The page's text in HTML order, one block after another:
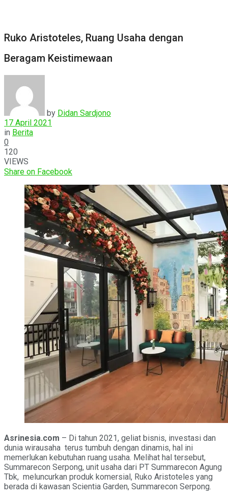
Ruko Aristoteles, Ruang Usaha dengan
Beragam Keistimewaan
by Didan Sardjono
17 April 2021
in Berita
0
120
VIEWS
Share on Facebook
Asrinesia.com – Di tahun 2021, geliat bisnis, investasi dan
dunia wirausaha terus tumbuh dengan dinamis, hal ini
memerlukan kebutuhan ruang usaha. Melihat hal tersebut,
Summarecon Serpong, unit usaha dari PT Summarecon Agung
Tbk, meluncurkan produk komersial, Ruko Aristoteles yang
berada di kawasan Scientia Garden, Summarecon Serpong.